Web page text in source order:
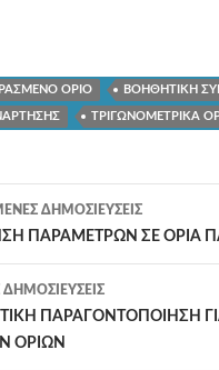
ΟΡΙΟ ΒΟΗΘΗΤΙΚΗ
ΤΡΙΓΩΝΟΜΕΤΡΙΚΑ
ΔΗΜΟΣΙΕΎΣΕΙΣ
ΠΑΡΑΜΕΤΡΩΝ ΣΕ ΟΡΙΑ
ΠΑΡΑΓΟΝΤΟΠΟΙΗΣΗ
ΟΡΙΩΝ